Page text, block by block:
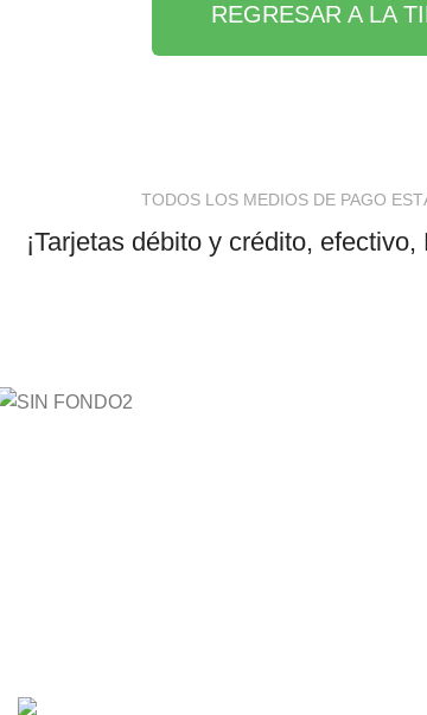
REGRESAR A LA
TODOS LOS MEDIOS DE PAGO
¡Tarjetas débito y crédito,